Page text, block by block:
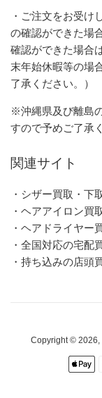
・ご注文をお受け
の確認ができた場
確認ができた場合
末年始休暇等の場
了承ください。）
※沖縄県及び離島
すので予めご了承
関連サイト
・シザー買取・下
・ヘアアイロン買
・ヘアドライヤー
・全国対応の宅配
・持ち込みの店頭
Copyright © 2026,